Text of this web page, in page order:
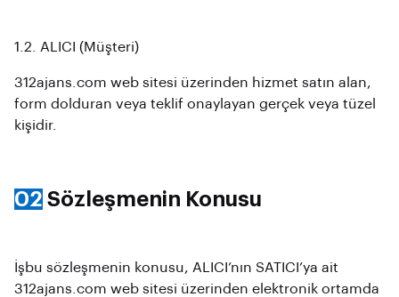
1.2. ALICI (Müşteri)
312ajans.com web sitesi üzerinden hizmet satın alan,
form dolduran veya teklif onaylayan gerçek veya tüzel
kişidir.
02 Sözleşmenin Konusu
İşbu sözleşmenin konusu, ALICI’nın SATICI’ya ait
312ajans.com web sitesi üzerinden elektronik ortamda